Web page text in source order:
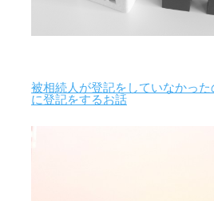
被相続人が登記をしていなかった
に登記をするお話